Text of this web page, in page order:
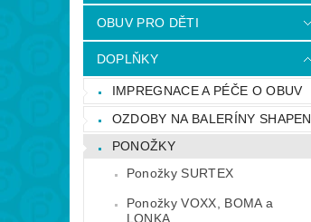
OBUV PRO DĚTI
DOPLŇKY
IMPREGNACE A PÉČE O OBUV
OZDOBY NA BALERÍNY SHAPEN
PONOŽKY
Ponožky SURTEX
Ponožky VOXX, BOMA a
LONKA